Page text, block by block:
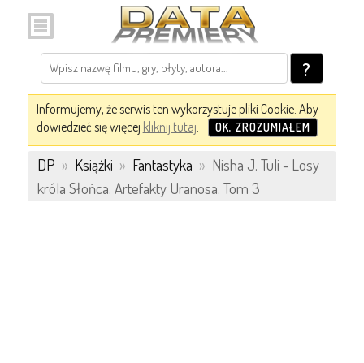
?
Informujemy, że serwis ten wykorzystuje pliki Cookie. Aby
dowiedzieć się więcej kliknij tutaj. OK, ZROZUMIAŁEM
DP » Książki » Fantastyka » Nisha J. Tuli - Losy
króla Słońca. Artefakty Uranosa. Tom 3